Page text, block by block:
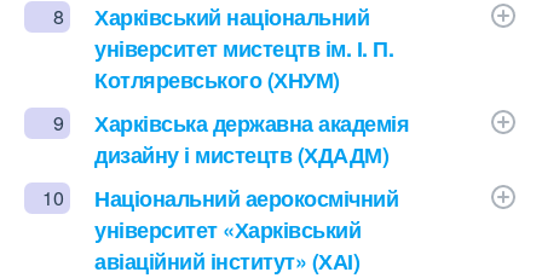
8
Харківський національний
університет мистецтв ім. І. П.
Котляревського (ХНУМ)
9
Харківська державна академія
дизайну і мистецтв (ХДАДМ)
10
Національний аерокосмічний
університет «Харківський
авіаційний інститут» (ХАІ)